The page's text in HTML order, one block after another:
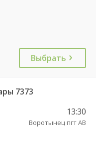
Выбрать
7373
13:30
Воротынец пгт АВ